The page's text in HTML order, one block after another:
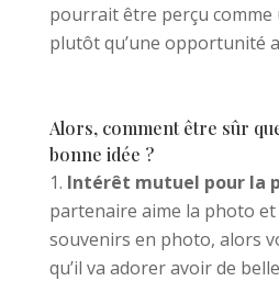
pourrait être perçu
plutôt qu’une opportunité
Alors, comment être sûr
bonne idée ?
Intérêt mutuel pour la
partenaire aime la photo
souvenirs en photo, alors
qu’il va adorer avoir de